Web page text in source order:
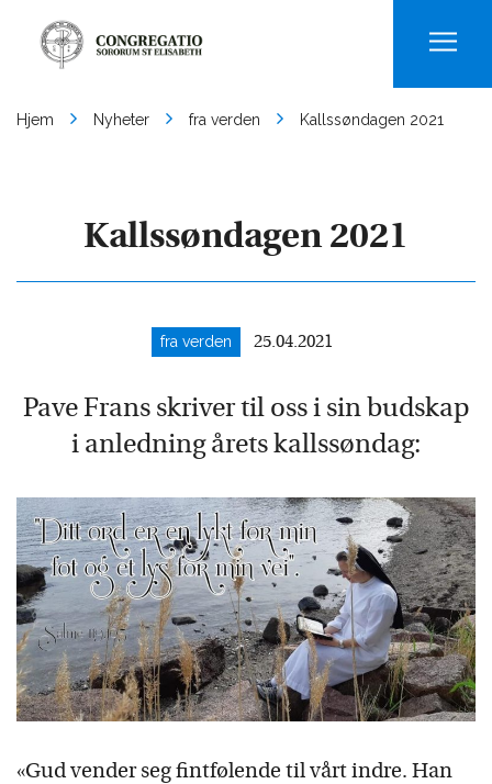
Hjem Nyheter fra verden Kallssøndagen 2021
Kallssøndagen 2021
fra verden 25.04.2021
Pave Frans skriver til oss i sin budskap
i anledning årets kallssøndag:
«Gud vender seg fintfølende til vårt indre. Han